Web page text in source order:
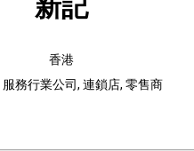
新記
香港
服務行業公司, 連鎖店, 零售商